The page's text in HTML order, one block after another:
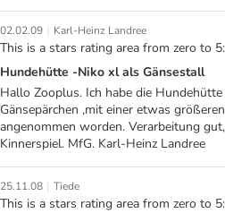
02.02.09 | Karl-Heinz Landree
This is a stars rating area from zero to
Hundehütte -Niko xl als Gänsestall
Hallo Zooplus. Ich habe die
Gänsepärchen ,mit einer etwas
angenommen worden. Verarbeitung
Kinnerspiel. MfG. Karl-Heinz Landree
25.11.08 | Tiede
This is a stars rating area from zero to